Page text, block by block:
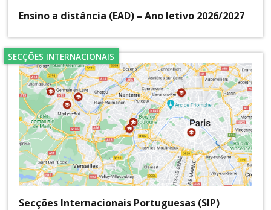
Ensino a distância (EAD) – Ano letivo 2026/2027
SECÇÕES INTERNACIONAIS
Secções Internacionais Portuguesas (SIP)